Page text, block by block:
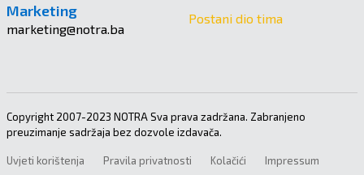
Marketing
marketing@notra.ba
Postani dio tima
Copyright 2007-2023 NOTRA Sva prava zadržana. Zabranjeno
preuzimanje sadržaja bez dozvole izdavača.
Uvjeti korištenja Pravila privatnosti Kolačići Impressum